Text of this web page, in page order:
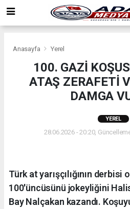
Anasayfa Yerel
100. GAZİ
ATAŞ ZERAFETİ
DAMGA
YEREL
28.06.2026 - 20:20,
Türk at yarışçılığının
100'üncüsünü jokeyliğini
Bay Nalçakan kazandı.